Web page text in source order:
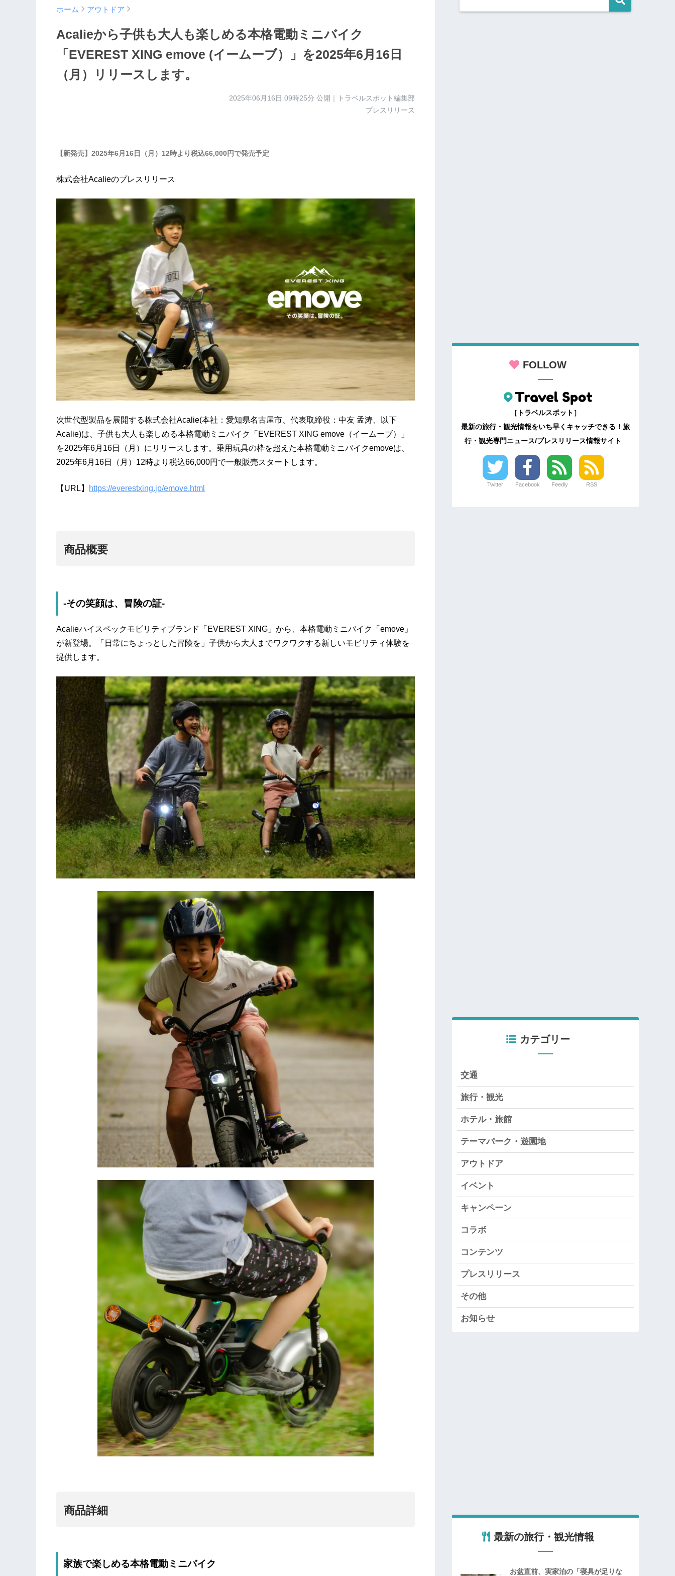
ホーム アウトドア
Acalieから子供も大人も楽しめる本格電動ミニバイク
「EVEREST XING emove (イームーブ）」を2025年6月16日
（月）リリースします。
2025年06月16日 09時25分 公開｜トラベルスポット編集部
プレスリリース
【新発売】2025年6月16日（月）12時より税込66,000円で発売予定
株式会社Acalieのプレスリリース
次世代型製品を展開する株式会社Acalie(本社：愛知県名古屋市、代表取締役：中友 孟涛、以下
Acalie)は、子供も大人も楽しめる本格電動ミニバイク「EVEREST XING emove（イームーブ）」
を2025年6月16日（月）にリリースします。乗用玩具の枠を超えた本格電動ミニバイクemoveは、
2025年6月16日（月）12時より税込66,000円で一般販売スタートします。
【URL】 https://everestxing.jp/emove.html
商品概要
-その笑顔は、冒険の証-
Acalieハイスペックモビリティブランド「EVEREST XING」から、本格電動ミニバイク「emove」
が新登場。「日常にちょっとした冒険を」子供から大人までワクワクする新しいモビリティ体験を
提供します。
商品詳細
家族で楽しめる本格電動ミニバイク
FOLLOW
［トラベルスポット］
最新の旅行・観光情報をいち早くキャッチできる！旅
行・観光専門ニュース/プレスリリース情報サイト
Twitter Facebook Feedly RSS
カテゴリー
交通
旅行・観光
ホテル・旅館
テーマパーク・遊園地
アウトドア
イベント
キャンペーン
コラボ
コンテンツ
プレスリリース
その他
お知らせ
最新の旅行・観光情報
お盆直前、実家泊の「寝具が足りな